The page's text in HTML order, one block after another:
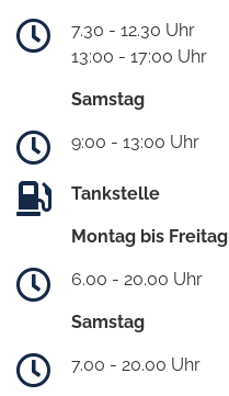
7.30 - 12.30 Uhr
13:00 - 17:00 Uhr
Samstag
9:00 - 13:00 Uhr
Tankstelle
Montag bis Freitag
6.00 - 20.00 Uhr
Samstag
7.00 - 20.00 Uhr